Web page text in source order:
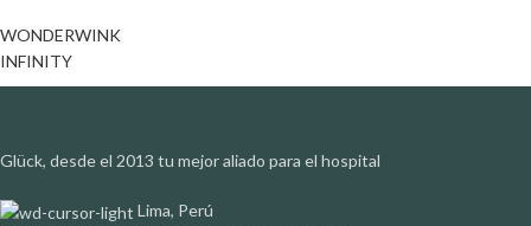
WONDERWINK
INFINITY
Glück, desde el 2013 tu mejor aliado para el hospital
Lima, Perú